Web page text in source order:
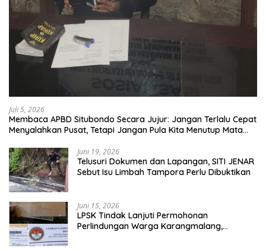
Juli 5, 2026
Membaca APBD Situbondo Secara Jujur: Jangan Terlalu Cepat
Menyalahkan Pusat, Tetapi Jangan Pula Kita Menutup Mata
Juni 19, 2026
Telusuri Dokumen dan Lapangan, SITI JENAR
Sebut Isu Limbah Tampora Perlu Dibuktikan
Juni 15, 2026
LPSK Tindak Lanjuti Permohonan
Perlindungan Warga Karangmalang,